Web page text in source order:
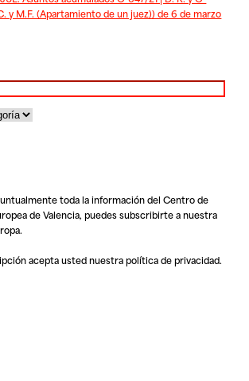
y M.F. (Apartamiento de un juez)) de 6 de marzo
toda la información del Centro de
de Valencia, puedes subscribirte a nuestra
acepta usted nuestrapolítica de privacidad.